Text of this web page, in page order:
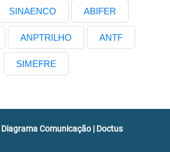
SINAENCO ABIFER
ANPTRILHO ANTF
SIMEFRE
Diagrama Comunicação | Doctus